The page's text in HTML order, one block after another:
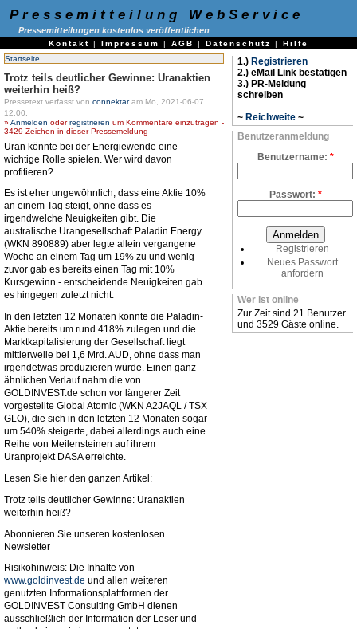
Pressemitteilung WebService
Pressemitteilungen kostenlos veröffentlichen
Kontakt | Impressum | AGB | Datenschutz | Hilfe
Startseite
Trotz teils deutlicher Gewinne: Uranaktien
weiterhin heiß?
Pressetext verfasst von connektaram Mo, 2021-06-07
12:00.
» Anmelden oderregistrieren um Kommentare einzutragen -
3429 Zeichen in dieser Pressemeldung
Uran könnte bei der Energiewende eine
wichtige Rolle spielen. Wer wird davon
profitieren?
Es ist eher ungewöhnlich, dass eine Aktie 10%
an einem Tag steigt, ohne dass es
irgendwelche Neuigkeiten gibt. Die
australische Urangesellschaft Paladin Energy
(WKN 890889) aber legte allein vergangene
Woche an einem Tag um 19% zu und wenig
zuvor gab es bereits einen Tag mit 10%
Kursgewinn - entscheidende Neuigkeiten gab
es hingegen zuletzt nicht.
In den letzten 12 Monaten konnte die Paladin-
Aktie bereits um rund 418% zulegen und die
Marktkapitalisierung der Gesellschaft liegt
mittlerweile bei 1,6 Mrd. AUD, ohne dass man
irgendetwas produzieren würde. Einen ganz
ähnlichen Verlauf nahm die von
GOLDINVEST.de schon vor längerer Zeit
vorgestellte Global Atomic (WKN A2JAQL / TSX
GLO), die sich in den letzten 12 Monaten sogar
um 540% steigerte, dabei allerdings auch eine
Reihe von Meilensteinen auf ihrem
Uranprojekt DASA erreichte.
Lesen Sie hier den ganzen Artikel:
Trotz teils deutlicher Gewinne: Uranaktien
weiterhin heiß?
Abonnieren Sie unseren kostenlosen
Newsletter
Risikohinweis: Die Inhalte von
www.goldinvest.de und allen weiteren
genutzten Informationsplattformen der
GOLDINVEST Consulting GmbH dienen
ausschließlich der Information der Leser und
1.) Registrieren
2.) eMail Link bestätigen
3.) PR-Meldung
schreiben
~ Reichweite ~
Benutzeranmeldung
Benutzername: *
Passwort: *
Registrieren
Neues Passwort
anfordern
Wer ist online
Zur Zeit sind 21 Benutzer
und 3529 Gäste online.